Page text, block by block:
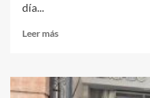
día...
Leer másLeer
Afectaciones
al